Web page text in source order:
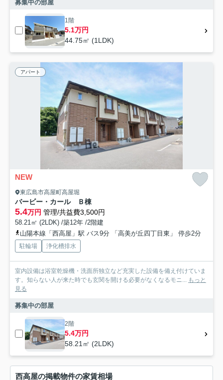
募集中の部屋
1階
5.1万円
44.75㎡ (1LDK)
アパート
NEW
東広島市高屋町高屋堀
バービー・カール Ｂ棟
5.4万円 管理/共益費3,500円
58.21㎡ (2LDK) /築12年 /2階建
山陽本線「西高屋」駅 バス9分 「高美が丘四丁目東」 停歩2分
駐輪場 浄化槽排水
室内設備は浴室乾燥機・洗面所独立など充実した設備を備え付けていま
す。知らない人が来た時でも玄関を開ける必要がなくなるモニ... もっと
見る
募集中の部屋
2階
5.4万円
58.21㎡ (2LDK)
西高屋の掲載物件の家賃相場